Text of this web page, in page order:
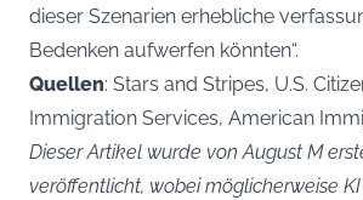
dieser Szenarien erhebliche
Bedenken aufwerfen könnten“.
Quellen: Stars and Stripes, U.S.
Immigration Services, American
Dieser Artikel wurde von August M
veröffentlicht, wobei möglicherweise